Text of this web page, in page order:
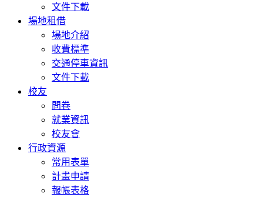
文件下載
場地租借
場地介紹
收費標準
交通停車資訊
文件下載
校友
問卷
就業資訊
校友會
行政資源
常用表單
計畫申請
報帳表格